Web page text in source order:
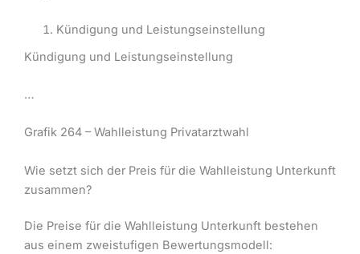
Kündigung und Leistungseinstellung
Kündigung und Leistungseinstellung
…
Grafik 264 – Wahlleistung Privatarztwahl
Wie setzt sich der Preis für die Wahlleistung Unterkunft
zusammen?
Die Preise für die Wahlleistung Unterkunft bestehen
aus einem zweistufigen Bewertungsmodell: